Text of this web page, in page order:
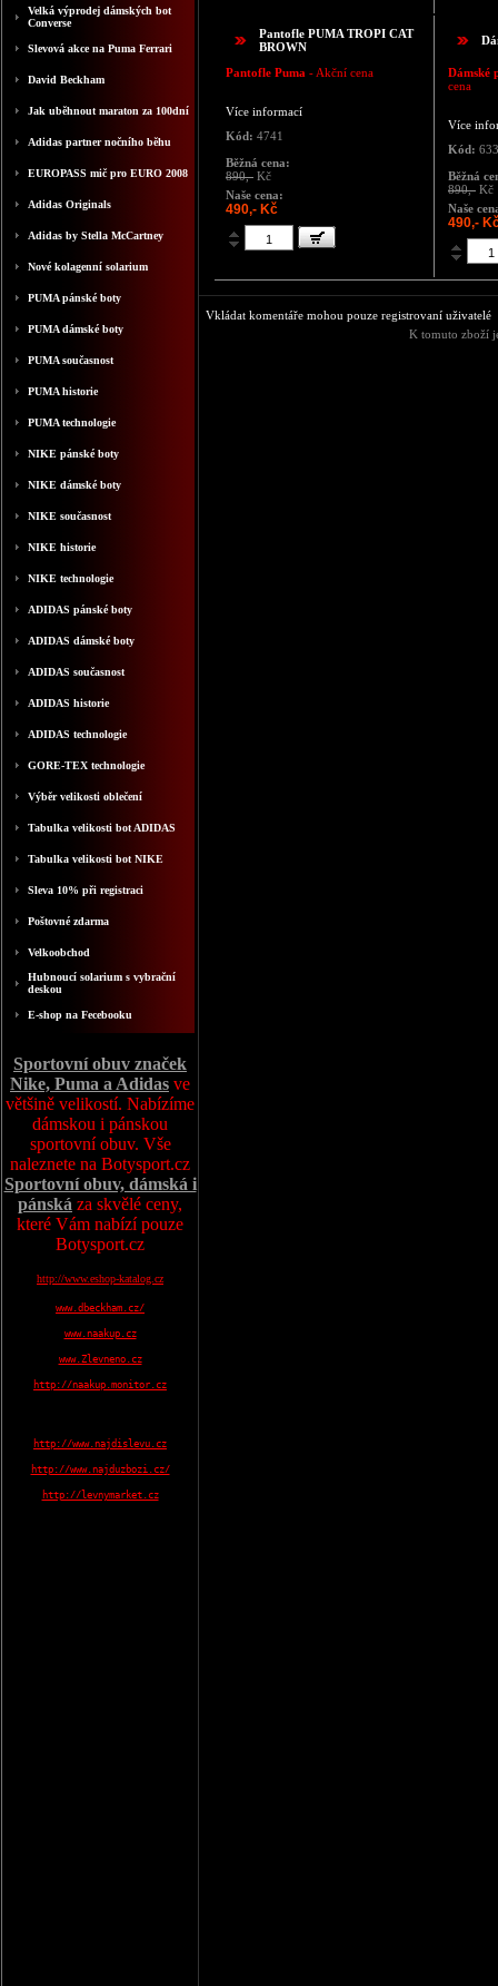
Velká výprodej dámských bot
Converse
Slevová akce na Puma Ferrari
David Beckham
Jak uběhnout maraton za 100dní
Adidas partner nočního běhu
EUROPASS mič pro EURO 2008
Adidas Originals
Adidas by Stella McCartney
Nové kolagenní solarium
PUMA pánské boty
PUMA dámské boty
PUMA současnost
PUMA historie
PUMA technologie
NIKE pánské boty
NIKE dámské boty
NIKE současnost
NIKE historie
NIKE technologie
ADIDAS pánské boty
ADIDAS dámské boty
ADIDAS současnost
ADIDAS historie
ADIDAS technologie
GORE-TEX technologie
Výběr velikosti oblečení
Tabulka velikosti bot ADIDAS
Tabulka velikosti bot NIKE
Sleva 10% při registraci
Poštovné zdarma
Velkoobchod
Hubnoucí solarium s vybrační
deskou
E-shop na Fecebooku
Sportovní obuv značek
Nike, Puma a Adidas ve
většině velikostí. Nabízíme
dámskou i pánskou
sportovní obuv. Vše
naleznete na Botysport.cz
Sportovní obuv, dámská i
pánská za skvělé ceny,
které Vám nabízí pouze
Botysport.cz
http://www.eshop-katalog.cz
www.dbeckham.cz/
www.naakup.cz
www.Zlevneno.cz
http://naakup.monitor.cz
http://www.najdislevu.cz
http://www.najduzbozi.cz/
http://levnymarket.cz
Pantofle PUMA TROPI CAT
BROWN
Pantofle Puma - Akční cena
Více informací
Kód: 4741
Běžná cena:
890,- Kč
Naše cena:
490,- Kč
Dámské
cena
Více
Kód:
Běžná
890,- Kč
Naše
490,-
Vkládat komentáře mohou pouze registrovaní uživatelé
K tomuto zboží